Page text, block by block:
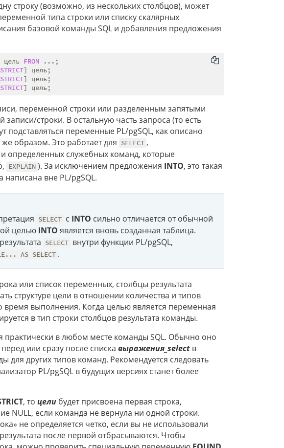
строку (возможно, из нескольких столбцов), может
типа строки или списку скалярных
базовой команды SQL и добавления предложения
FROM
STRICT
STRICT
STRICT
переменной строки или разделенным запятыми
строки. В остальную часть запроса (то есть
подставляться переменные PL/pgSQL, как описано
образом. Это работает для SELECT ,
и определенных служебных команд, которые
EXPLAIN ). За исключением предложения INTO, это такая
вне PL/pgSQL.
SELECT с INTO сильно отличается от обычной
целью INTO является вновь созданная таблица.
SELECT внутри функции PL/pgSQL,
AS SELECT .
или список переменных, столбцы результата
структуре цели в отношении количества и типов
выполнения. Когда целью является переменная
в тип строки столбцов результата команды.
практически в любом месте команды SQL. Обычно оно
или сразу после списка выражения_select в
для других типов команд. Рекомендуется следовать
PL/pgSQL в будущих версиях станет более
, то цели будет присвоена первая строка,
NULL, если команда не вернула ни одной строки.
не определяется четко, если вы не использовали
после первой отбрасываются. Чтобы